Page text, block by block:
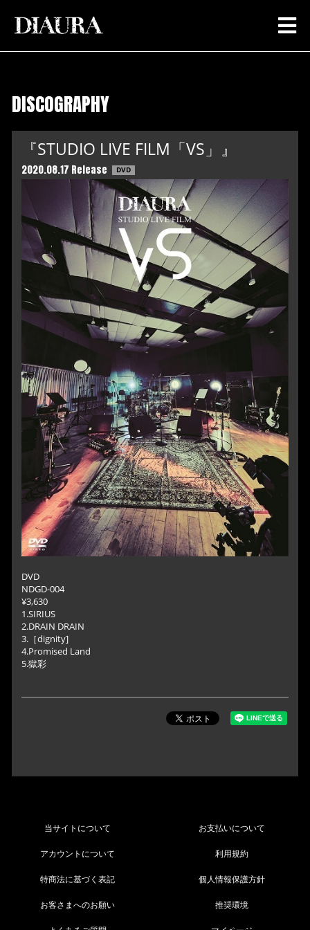
DISCOGRAPHY
『STUDIO LIVE FILM「VS」』
2020.08.17 Release DVD
DVD
NDGD-004
¥3,630
1.SIRIUS
2.DRAIN DRAIN
3.［dignity]
4.Promised Land
5.獄彩
当サイトについて お支払いについて
アカウントについて 利用規約
特商法に基づく表記 個人情報保護方針
お客さまへのお願い 推奨環境